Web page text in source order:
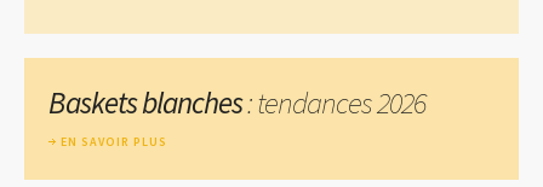
Baskets blanches: tendances 2026
EN SAVOIR PLUS